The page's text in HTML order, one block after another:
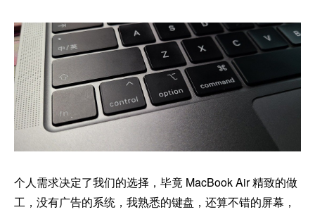
个人需求决定了我们的选择，毕竟 MacBook Air 精致的做
工，没有广告的系统，我熟悉的键盘，还算不错的屏幕，